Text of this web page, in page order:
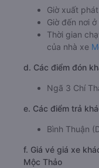
Giờ xuất
Giờ đến nơi
Thời gian
của nhà xe
d. Các điểm đón
Ngã 3 Chí
e. Các điểm trả
Bình Thuận
f. Giá vé giá xe
Mộc Thảo